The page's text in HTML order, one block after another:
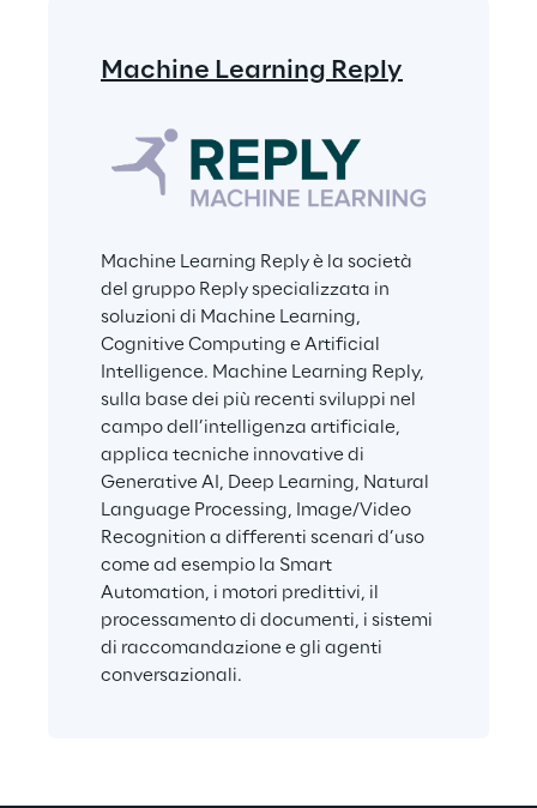
Machine Learning Reply
Machine Learning Reply è la società
del gruppo Reply specializzata in
soluzioni di Machine Learning,
Cognitive Computing e Artificial
Intelligence. Machine Learning Reply,
sulla base dei più recenti sviluppi nel
campo dell’intelligenza artificiale,
applica tecniche innovative di
Generative AI, Deep Learning, Natural
Language Processing, Image/Video
Recognition a differenti scenari d’uso
come ad esempio la Smart
Automation, i motori predittivi, il
processamento di documenti, i sistemi
di raccomandazione e gli agenti
conversazionali.